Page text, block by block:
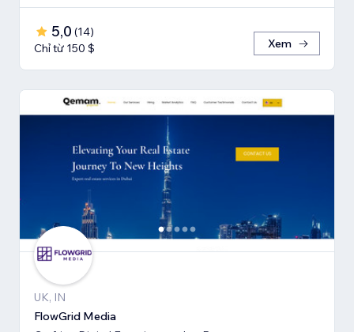
5,0 (14)
Chỉ từ 150 $
Xem
UK, IN
FlowGrid Media